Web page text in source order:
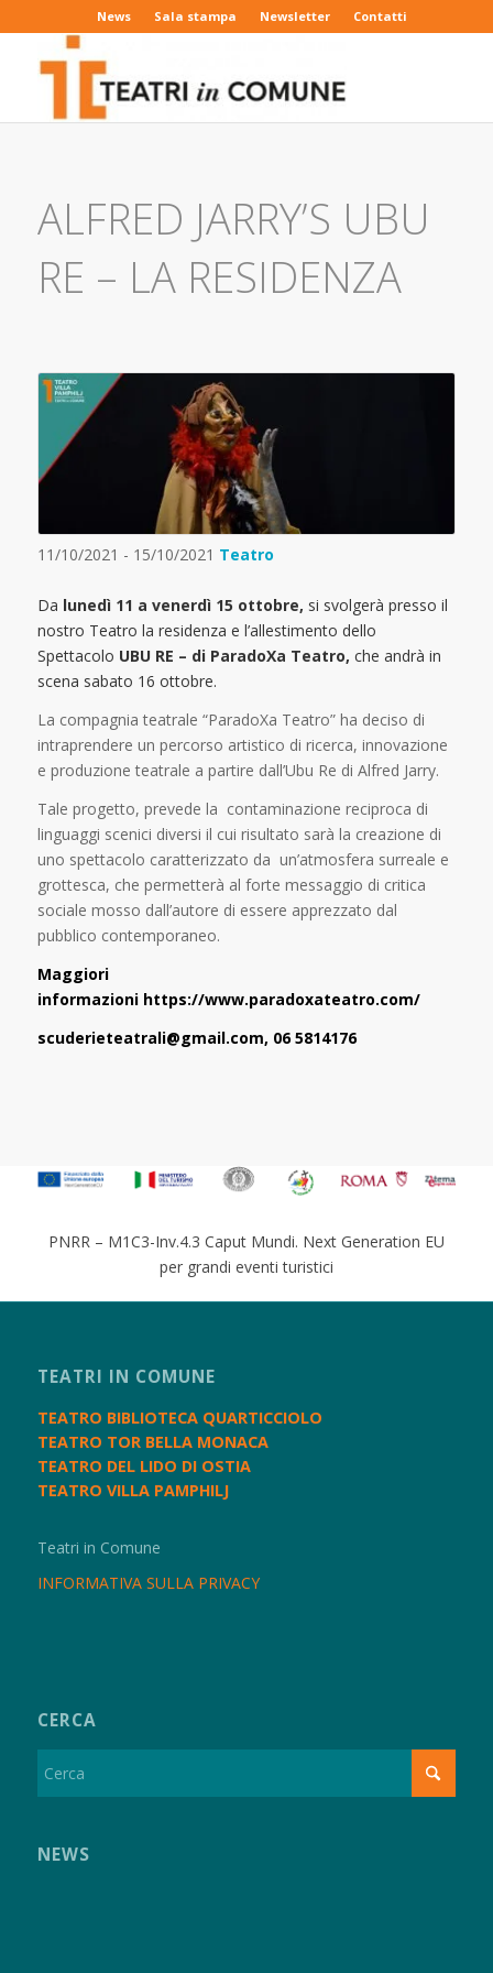
News Sala stampa Newsletter Contatti
ALFRED JARRY’S UBU
RE – LA RESIDENZA
11/10/2021 - 15/10/2021 Teatro
Da lunedì 11 a venerdì 15 ottobre, si svolgerà presso il
nostro Teatro la residenza e l’allestimento dello
Spettacolo UBU RE – di ParadoXa Teatro, che andrà in
scena sabato 16 ottobre.
La compagnia teatrale “ParadoXa Teatro” ha deciso di
intraprendere un percorso artistico di ricerca, innovazione
e produzione teatrale a partire dall’Ubu Re di Alfred Jarry.
Tale progetto, prevede la contaminazione reciproca di
linguaggi scenici diversi il cui risultato sarà la creazione di
uno spettacolo caratterizzato da un’atmosfera surreale e
grottesca, che permetterà al forte messaggio di critica
sociale mosso dall’autore di essere apprezzato dal
pubblico contemporaneo.
Maggiori
informazioni https://www.paradoxateatro.com/
scuderieteatrali@gmail.com, 06 5814176
PNRR – M1C3-Inv.4.3 Caput Mundi. Next Generation EU
per grandi eventi turistici
TEATRI IN COMUNE
TEATRO BIBLIOTECA QUARTICCIOLO
TEATRO TOR BELLA MONACA
TEATRO DEL LIDO DI OSTIA
TEATRO VILLA PAMPHILJ
Teatri in Comune
INFORMATIVA SULLA PRIVACY
CERCA
NEWS